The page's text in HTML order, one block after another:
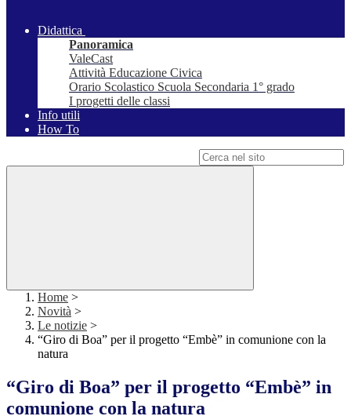
Didattica
Panoramica
ValeCast
Attività Educazione Civica
Orario Scolastico Scuola Secondaria 1° grado
I progetti delle classi
Info utili
How To
Home >
Novità >
Le notizie >
“Giro di Boa” per il progetto “Embè” in comunione con la
natura
“Giro di Boa” per il progetto “Embè” in
comunione con la natura